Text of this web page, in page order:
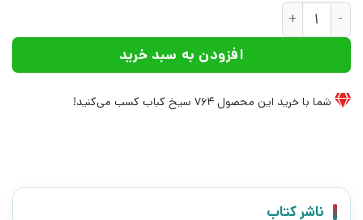
کتاب آخرین شاگرد 5 | انتشارات افق عدد
افزودن به سبد خرید
شما با خرید این محصول 764 سیخ کباب کسب می‌کنید!
ناشر کتاب